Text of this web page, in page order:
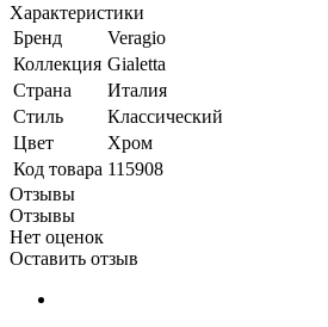
Характеристики
Бренд
Veragio
Коллекция Gialetta
Страна
Италия
Стиль
Классический
Цвет
Хром
Код товара 115908
Отзывы
Отзывы
Нет оценок
Оставить отзыв